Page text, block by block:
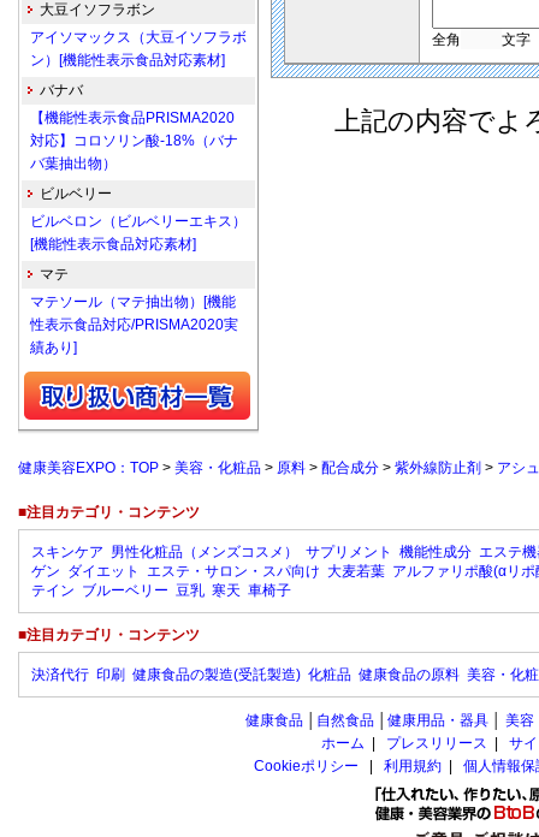
全角 文字
上記の内容でよ
大豆イソフラボン
アイソマックス（大豆イソフラボ
ン）[機能性表示食品対応素材]
バナバ
【機能性表示食品PRISMA2020
対応】コロソリン酸-18%（バナ
バ葉抽出物）
ビルベリー
ビルベロン（ビルベリーエキス）
[機能性表示食品対応素材]
マテ
マテソール（マテ抽出物）[機能
性表示食品対応/PRISMA2020実
績あり]
健康美容EXPO：TOP > 美容・化粧品 > 原料 > 配合成分 > 紫外線防止剤 > アシ
■注目カテゴリ・コンテンツ
スキンケア 男性化粧品（メンズコスメ） サプリメント 機能性成分 エステ
ゲン ダイエット エステ・サロン・スパ向け 大麦若葉 アルファリポ酸(αリポ
テイン ブルーベリー 豆乳 寒天 車椅子
■注目カテゴリ・コンテンツ
決済代行 印刷 健康食品の製造(受託製造) 化粧品 健康食品の原料 美容・化
健康食品 自然食品 健康用品・器具 美容
ホーム
プレスリリース
サ
Cookieポリシー
利用規約 個人情報